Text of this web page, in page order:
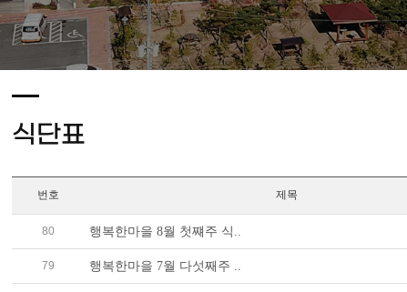
식단표
번호 제목
80 행복한마을 8월 첫쨰주 식..
79 행복한마을 7월 다섯째주 ..